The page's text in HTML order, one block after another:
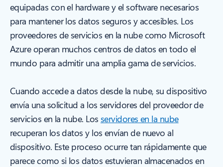
equipadas con el hardware y el software necesarios
para mantener los datos seguros y accesibles. Los
proveedores de servicios en la nube como Microsoft
Azure operan muchos centros de datos en todo el
mundo para admitir una amplia gama de servicios.
Cuando accede a datos desde la nube, su dispositivo
envía una solicitud a los servidores del proveedor de
servicios en la nube. Los servidores en la nube
recuperan los datos y los envían de nuevo al
dispositivo. Este proceso ocurre tan rápidamente que
parece como si los datos estuvieran almacenados en